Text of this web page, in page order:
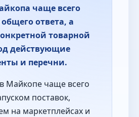
чаще всего
ответа, а
товарной
действующие
и перечни.
Майкопе чаще всего
поставок,
на маркетплейсах и